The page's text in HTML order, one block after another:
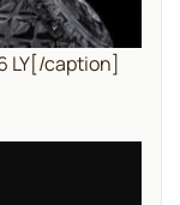
6 LY[/caption]